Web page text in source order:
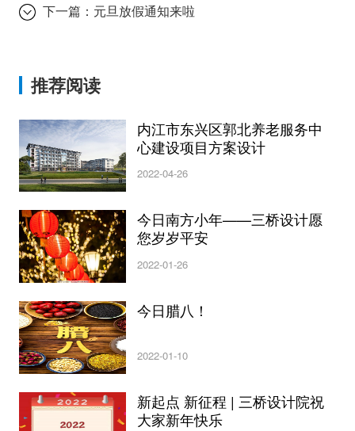
下一篇： 元旦放假通知来啦
推荐阅读
内江市东兴区郭北养老服务中
心建设项目方案设计
2022-04-26
今日南方小年——三桥设计愿
您岁岁平安
2022-01-26
今日腊八！
2022-01-10
新起点 新征程 | 三桥设计院祝
大家新年快乐